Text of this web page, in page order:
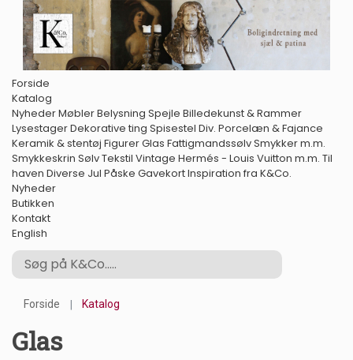
Forside
Katalog
NyhederMøblerBelysning Spejle Billedekunst & Rammer
LysestagerDekorative ting Spisestel Div. Porcelæn & Fajance
Keramik & stentøj FigurerGlas FattigmandssølvSmykker m.m.
Smykkeskrin SølvTekstil Vintage Hermés - Louis Vuitton m.m. Til
haven Diverse Jul Påske GavekortInspiration fra K&Co.
Nyheder
Butikken
Kontakt
English
Forside Katalog
Glas